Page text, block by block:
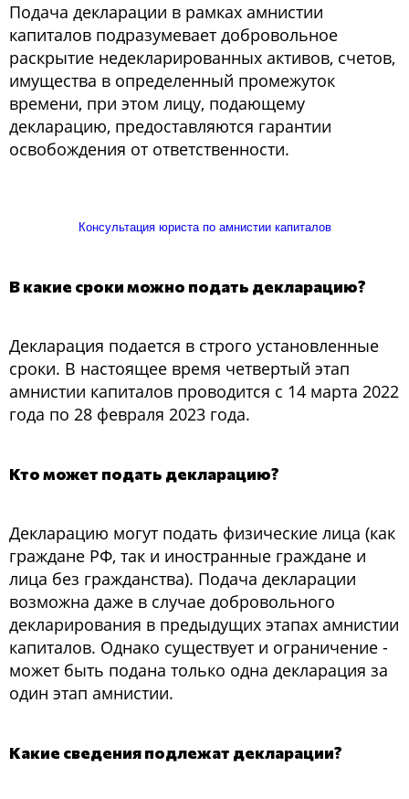
Подача декларации в рамках амнистии
капиталов подразумевает добровольное
раскрытие недекларированных активов, счетов,
имущества в определенный промежуток
времени, при этом лицу, подающему
декларацию, предоставляются гарантии
освобождения от ответственности.
Консультация юриста по амнистии капиталов
В какие сроки можно подать декларацию?
Декларация подается в строго установленные
сроки. В настоящее время четвертый этап
амнистии капиталов проводится с 14 марта 2022
года по 28 февраля 2023 года.
Кто может подать декларацию?
Декларацию могут подать физические лица (как
граждане РФ, так и иностранные граждане и
лица без гражданства). Подача декларации
возможна даже в случае добровольного
декларирования в предыдущих этапах амнистии
капиталов. Однако существует и ограничение -
может быть подана только одна декларация за
один этап амнистии.
Какие сведения подлежат декларации?